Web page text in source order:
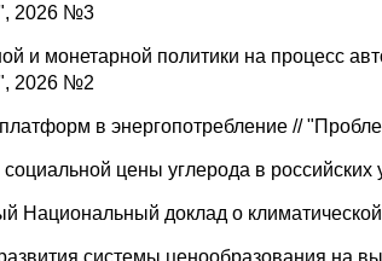
2026 №3
и монетарной политики на процесс
2026 №2
в энергопотребление //
цены углерода в
Национальный доклад о
системы ценообразования на